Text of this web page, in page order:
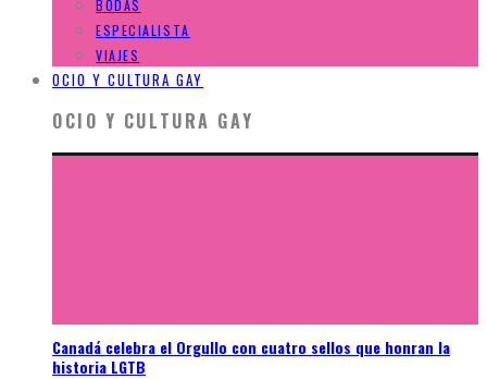
BODAS
ESPECIALISTA
VIAJES
OCIO Y CULTURA GAY
OCIO Y CULTURA GAY
Canadá celebra el Orgullo con cuatro sellos que honran la
historia LGTB